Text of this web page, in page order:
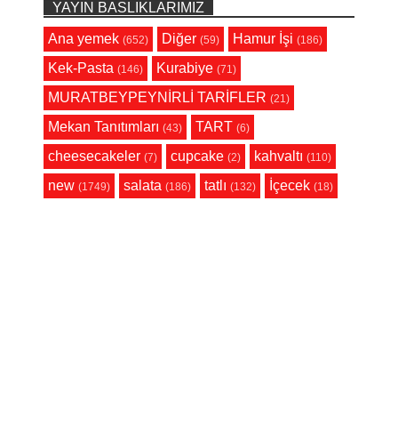
YAYIN BASLIKLARIMIZ
Ana yemek (652) Diğer (59) Hamur İşi (186)
Kek-Pasta (146) Kurabiye (71)
MURATBEYPEYNİRLİ TARİFLER (21)
Mekan Tanıtımları (43) TART (6)
cheesecakeler (7) cupcake (2) kahvaltı (110)
new (1749) salata (186) tatlı (132) İçecek (18)